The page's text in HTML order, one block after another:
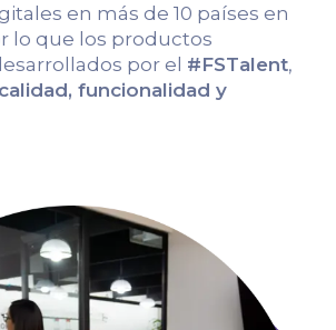
en más de 10 países en
lo que los productos
por el #FSTalent,
calidad, funcionalidad y